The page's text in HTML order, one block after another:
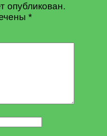
опубликован.
*